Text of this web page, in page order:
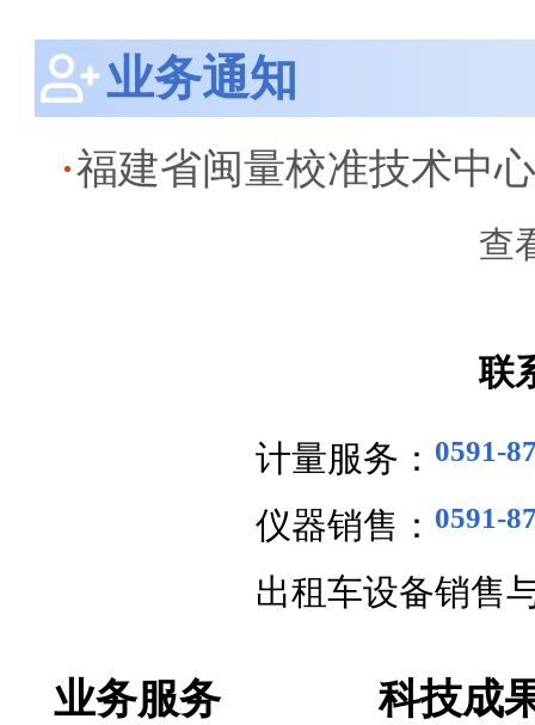
业务通知
查
联
计量服务： 0591-
仪器销售： 0591-
出租车设备销售
业务服务 科技成